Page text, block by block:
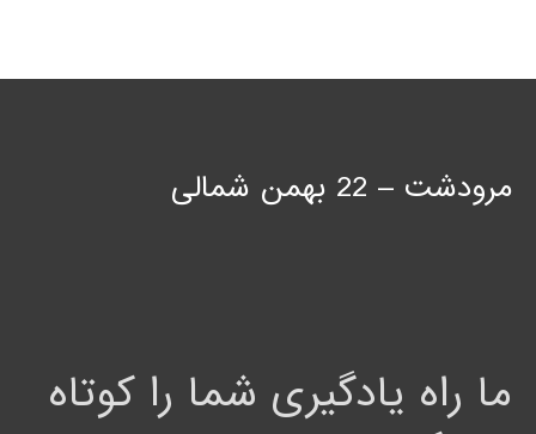
مرودشت – 22 بهمن شمالی
ما راه یادگیری شما را کوتاه